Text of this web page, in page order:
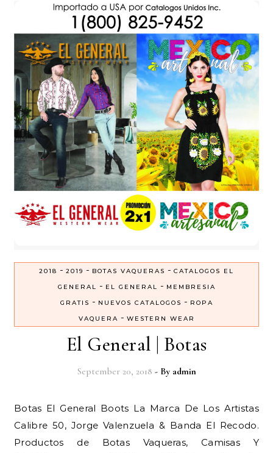
2018 - 2019 - BOTAS VAQUERAS - CATALOGOS EL
GENERAL - EL GENERAL - MEMBRESIA
GRATIS - NUEVOS CATALOGOS - ROPA
VAQUERA - WESTERN WEAR
El General | Botas
September 20, 2018 - By admin
Botas El General Boots La Marca De Los Artistas
Calibre 50, Jorge Valenzuela & Banda El Recodo.
Productos de Botas Vaqueras, Camisas Y